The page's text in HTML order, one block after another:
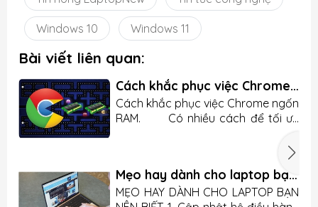
Windows 10 Windows 11
Bài viết liên quan:
Cách khắc phục việc Chrome
ngốn RAM Trên Máy Tính Xách
Tay
Cách khắc phục việc Chrome ngốn
RAM. Có nhiều cách để tối ưu
Google Chrome trên máy tính xách
tay của bạn, hôm nay Laptopnew
sẽ chia sẽ cho bạn cách để sử
dụng hiệu quả hơn nhưng ngay
Mẹo hay dành cho laptop bạn
nên biết
MẸO HAY DÀNH CHO LAPTOP BẠN